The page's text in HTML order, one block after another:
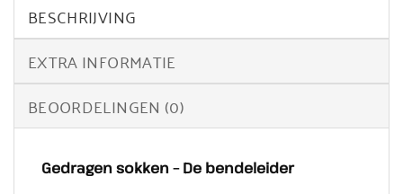
BESCHRIJVING
EXTRA INFORMATIE
BEOORDELINGEN (0)
Gedragen sokken – De bendeleider